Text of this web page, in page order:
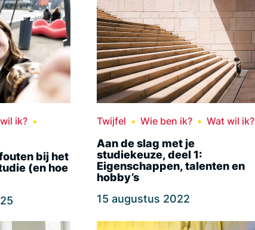
ik?
bij het
(en hoe
Twijfel Wie ben ik? Wat wil ik?
Aan de slag met je
studiekeuze, deel 1:
Eigenschappen, talenten en
hobby’s
15 augustus 2022